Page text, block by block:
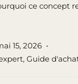
ce concept
15, 2026
,Guide